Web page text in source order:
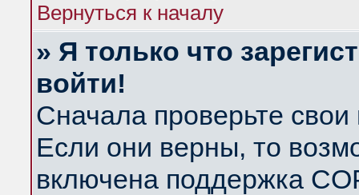
Вернуться к началу
» Я только что
войти!
Сначала проверьте
Если они верны, то
включена поддержка